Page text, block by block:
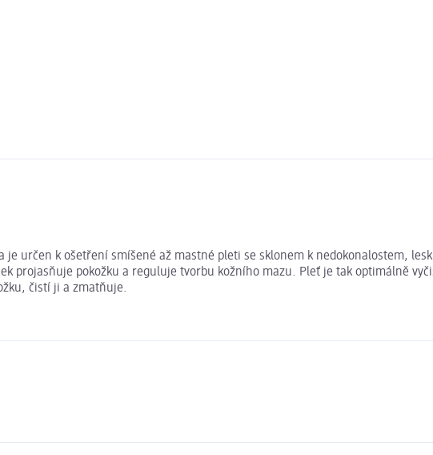
je určen k ošetření smíšené až mastné pleti se sklonem k nedokonalostem,
projasňuje pokožku a reguluje tvorbu kožního mazu. Pleť je tak optimálně
čistí ji a zmatňuje.